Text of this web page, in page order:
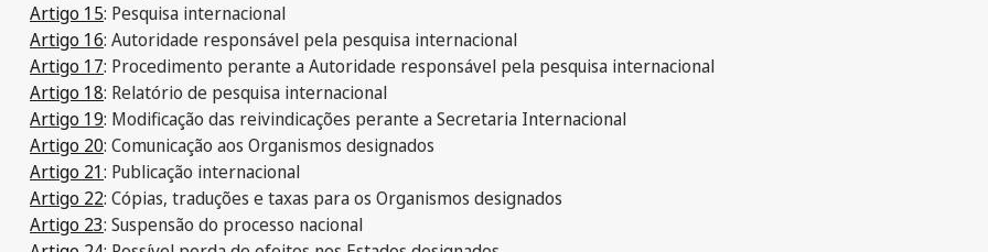
Artigo 15: Pesquisa internacional
Artigo 16: Autoridade responsável pela pesquisa internacional
Artigo 17: Procedimento perante a Autoridade responsável pela pesquisa internacional
Artigo 18: Relatório de pesquisa internacional
Artigo 19: Modificação das reivindicações perante a Secretaria Internacional
Artigo 20: Comunicação aos Organismos designados
Artigo 21: Publicação internacional
Artigo 22: Cópias, traduções e taxas para os Organismos designados
Artigo 23: Suspensão do processo nacional